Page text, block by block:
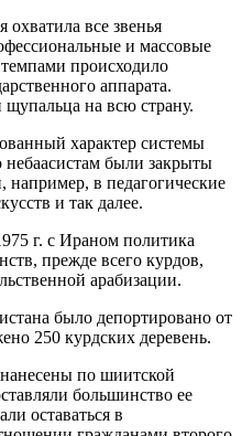
охватила все звенья
и массовые
происходило
аппарата.
на всю страну.
характер системы
были закрыты
например, в педагогические
и так далее.
г. с Ираном политика
прежде всего курдов,
арабизации.
было депортировано от
250 курдских деревень.
по шиитской
большинство ее
оставаться в